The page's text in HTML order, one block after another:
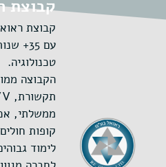
קבוצת
קבוצת
עם 35+
טכנולוגיה.
הקבוצה
קופות
לימוד